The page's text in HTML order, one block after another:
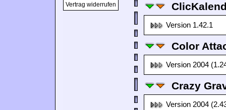
Vertrag widerrufen
Version 1.42.1
Color
Version 2004
Crazy
Version 2004